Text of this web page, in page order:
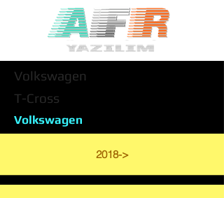
Volkswagen
T-Cross
Volkswagen
2018->